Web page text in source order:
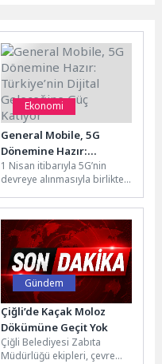
Ekonomi
General Mobile, 5G
Dönemine Hazır:
Türkiye’nin Dijital
Geleceğine Güç Katıyor
1 Nisan itibarıyla 5G’nin
devreye alınmasıyla birlikte
markası General Mobile
hem 5G...
Gündem
Çiğli’de Kaçak Moloz
Dökümüne Geçit Yok
Çiğli Belediyesi Zabıta
Müdürlüğü ekipleri, çevre